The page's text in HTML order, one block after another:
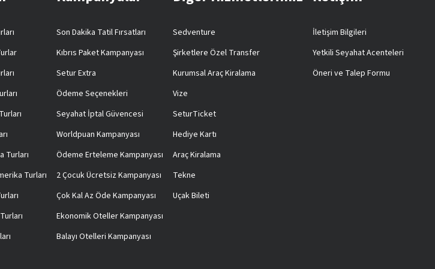
Turları
Turları
Son Dakika Tatil Fırsatları
Kıbrıs Paket Kampanyası
Setur Extra
Ödeme Seçenekleri
Seyahat İptal Güvencesi
Worldpuan Kampanyası
Ödeme Erteleme Kampanyası
2 Çocuk Ücretsiz Kampanyası
Çok Kal Az Öde Kampanyası
Ekonomik Oteller Kampanyası
Balayı Otelleri Kampanyası
Sedventure
Şirketlere Özel Transfer
Kurumsal Araç Kiralama
Vize
SeturTicket
Hediye Kartı
Araç Kiralama
Tekne
Uçak Bileti
İletişim Bilgileri
Yetkili Seyahat Acenteleri
Öneri ve Talep Formu